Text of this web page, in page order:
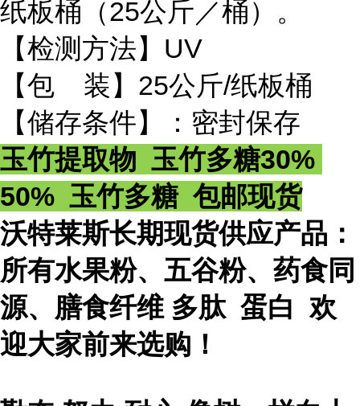
纸板桶（25公斤／桶）。
【检测方法】UV
【包 装】25公斤/纸板桶
【储存条件】：密封保存
玉竹提取物 玉竹多糖30%
50% 玉竹多糖 包邮现货
沃特莱斯长期现货供应产品：
所有水果粉、五谷粉、药食同
源、膳食纤维 多肽 蛋白 欢
迎大家前来选购！